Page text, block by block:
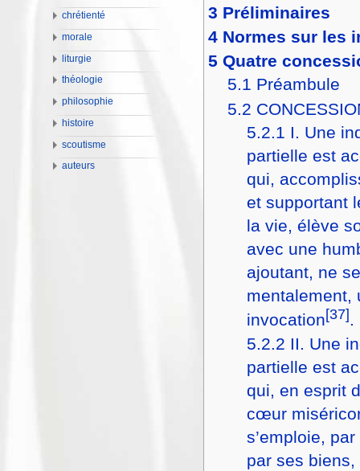
3 Préliminaires
4 Normes sur les
5 Quatre
5.1 Préambule
5.2
5.2.1 I. Une
partielle est
qui,
et supportant
la vie, élève
avec une
ajoutant, ne
mentalement,
invocation[37].
5.2.2 II. Une
partielle est
qui, en esprit
cœur
s’emploie,
par ses
chrétienté
morale
liturgie
théologie
philosophie
histoire
scoutisme
auteurs